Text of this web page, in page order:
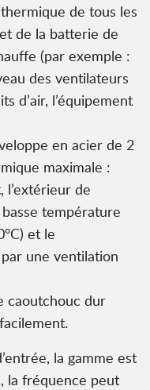
de tous les
de la batterie de
(par exemple :
des ventilateurs
d’air, l’équipement
en acier de 2
maximale :
de
température
et le
une ventilation
caoutchouc dur
la gamme est
la fréquence peut